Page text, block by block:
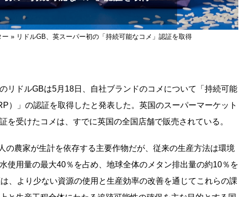
ー » リドルGB、英スーパー初の「持続可能なコメ」認証を取得
リドルGBは5月18日、自社ブランドのコメについて「持続可能
）」の認証を取得したと発表した。英国のスーパーマーケット
を受けたコメは、すでに英国の全国店舗で販売されている。
農家が生計を依存する主要作物だが、従来の生産方法は環境
使用量の最大40％を占め、地球全体のメタン排出量の約10％を
、より少ない資源の使用と生産効率の改善を通じてこれらの課